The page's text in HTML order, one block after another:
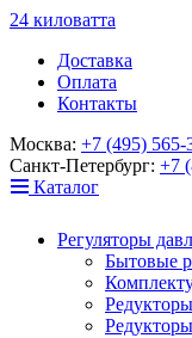
24 киловатта
Доставка
Оплата
Контакты
Москва: +7 (495) 565-
Санкт-Петербург: +7
Каталог
Регуляторы
Бытовые